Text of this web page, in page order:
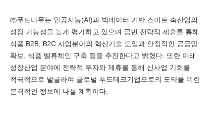
㈜푸드나무는 인공지능(AI)과 빅데이터 기반 스마트 축산업의
성장 가능성을 높게 평가하고 있으며 금번 전략적 제휴를 통해
식품 B2B, B2C 사업분야의 혁신기술 도입과 안정적인 공급망
확보, 식품 밸류체인 구축 등을 추진한다고 밝혔다. 또한 미래
성장산업 분야에 전략적 투자와 제휴를 통해 신사업 기회를
적극적으로 발굴하여 글로벌 푸드테크기업으로의 도약을 위한
본격적인 행보에 나설 계획이다.